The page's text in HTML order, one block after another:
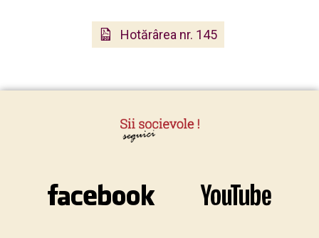
Hotărârea nr. 145